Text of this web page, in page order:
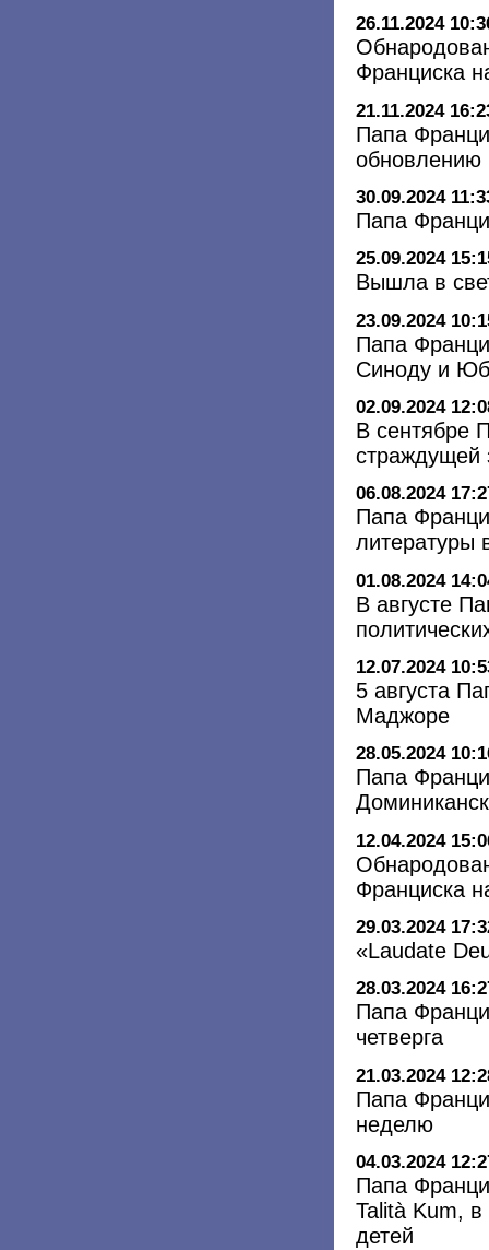
26.11.2024
Франциска
21.11.2024
Папа
обновлению
30.09.2024
Папа
25.09.2024
Вышла в
23.09.2024
Папа
Синоду и
02.09.2024
В сентябре
страждущей
06.08.2024
Папа
литературы
01.08.2024
В августе
12.07.2024
5 августа
Маджоре
28.05.2024
Папа
12.04.2024
Франциска
29.03.2024
«Laudate
28.03.2024
Папа
четверга
21.03.2024
Папа
неделю
04.03.2024
Папа
Talità Kum,
детей